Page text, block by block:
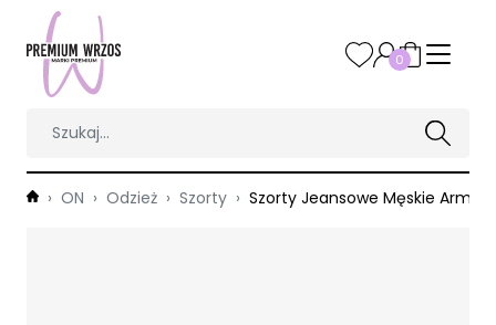
0
ON Odzież Szorty Szorty Jeansowe Męskie